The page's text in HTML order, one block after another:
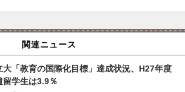
関連ニュース
大「教育の国際化目標」達成状況、H27年度
留学生は3.9％